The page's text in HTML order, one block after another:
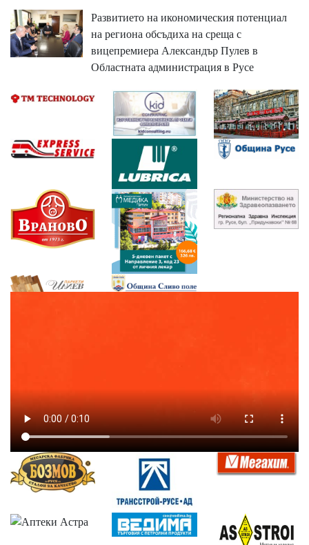
Развитието на икономическия потенциал
на региона обсъдиха на среща с
вицепремиера Александър Пулев в
Областната администрация в Русе